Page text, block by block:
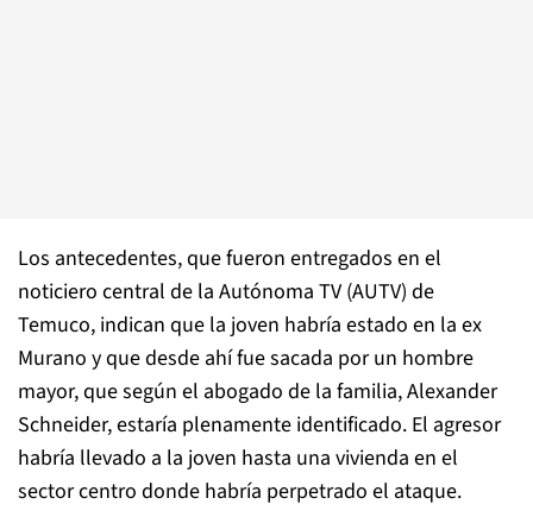
Los antecedentes, que fueron entregados en el
noticiero central de la Autónoma TV (AUTV) de
Temuco, indican que la joven habría estado en la ex
Murano y que desde ahí fue sacada por un hombre
mayor, que según el abogado de la familia, Alexander
Schneider, estaría plenamente identificado. El agresor
habría llevado a la joven hasta una vivienda en el
sector centro donde habría perpetrado el ataque.